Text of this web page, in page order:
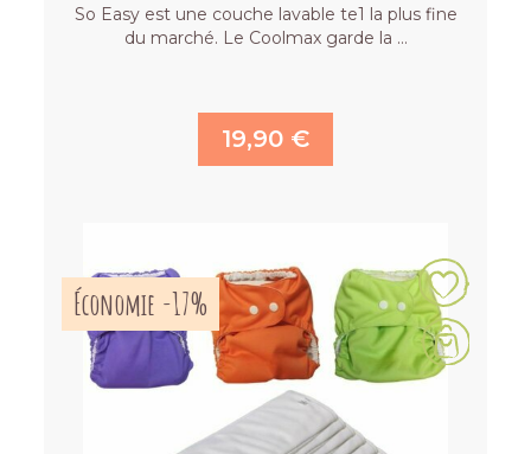
So Easy est une couche lavable te1 la plus fine
du marché. Le Coolmax garde la …
19,90 €
Économie -17%